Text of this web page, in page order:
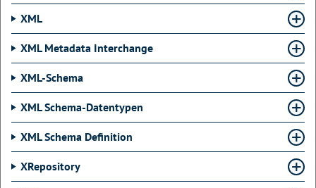
XML
XML Metadata Interchange
XML-Schema
XML Schema-Datentypen
XML Schema Definition
XRepository